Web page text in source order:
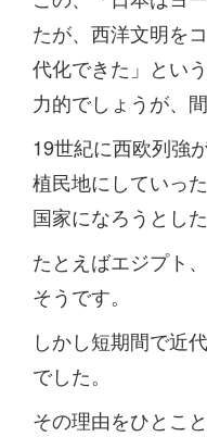
たが、西洋文明を
代化できた」とい
力的でしょうが、
19世紀に西欧列強
植民地にしていっ
国家になろうとし
たとえばエジプト
そうです。
しかし短期間で近
でした。
その理由をひとこ